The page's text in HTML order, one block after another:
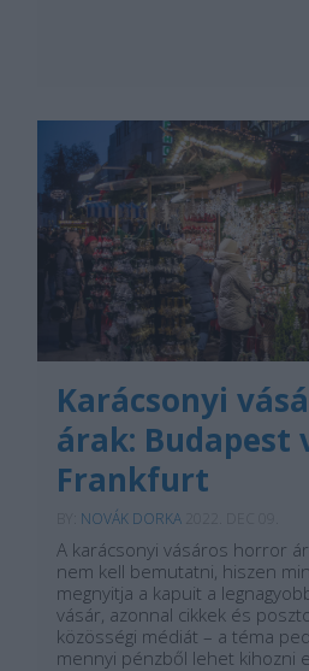
Karácsonyi
árak: Budapest
Frankfurt
NOVÁK DORKA
A karácsonyi vásáros horror
nem kell bemutatni, hiszen
megnyitja a kapuit a
vásár, azonnal cikkek és
közösségi médiát – a téma
mennyi pénzből lehet kihozni